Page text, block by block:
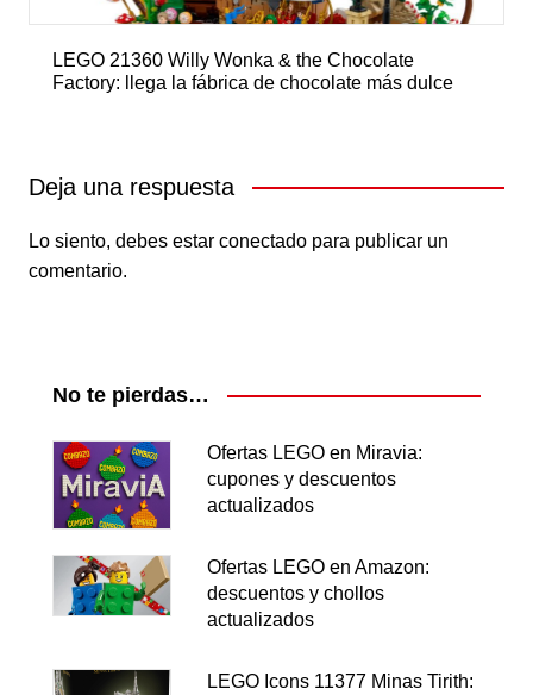
LEGO 21360 Willy Wonka & the Chocolate
Factory: llega la fábrica de chocolate más dulce
Deja una respuesta
Lo siento, debes estar conectadopara publicar un
comentario.
No te pierdas…
Ofertas LEGO en Miravia:
cupones y descuentos
actualizados
Ofertas LEGO en Amazon:
descuentos y chollos
actualizados
LEGO Icons 11377 Minas Tirith: